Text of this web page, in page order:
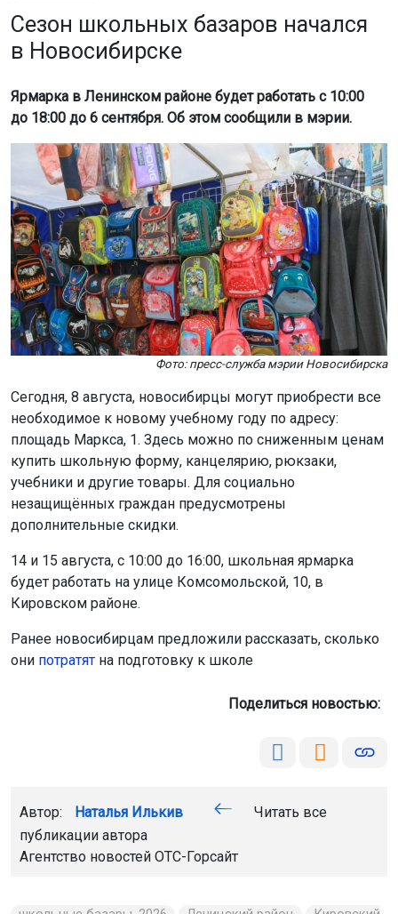
Сезон школьных базаров начался
в Новосибирске
Ярмарка в Ленинском районе будет работать с 10:00
до 18:00 до 6 сентября. Об этом сообщили в мэрии.
Фото: пресс-служба мэрии Новосибирска
Сегодня, 8 августа, новосибирцы могут приобрести все
необходимое к новому учебному году по адресу:
площадь Маркса, 1. Здесь можно по сниженным ценам
купить школьную форму, канцелярию, рюкзаки,
учебники и другие товары. Для социально
незащищённых граждан предусмотрены
дополнительные скидки.
14 и 15 августа, с 10:00 до 16:00, школьная ярмарка
будет работать на улице Комсомольской, 10, в
Кировском районе.
Ранее новосибирцам предложили рассказать, сколько
они потратят на подготовку к школе
Поделиться новостью:
Автор: Наталья Илькив
Читать все
публикации автора
Агентство новостей ОТС-Горсайт